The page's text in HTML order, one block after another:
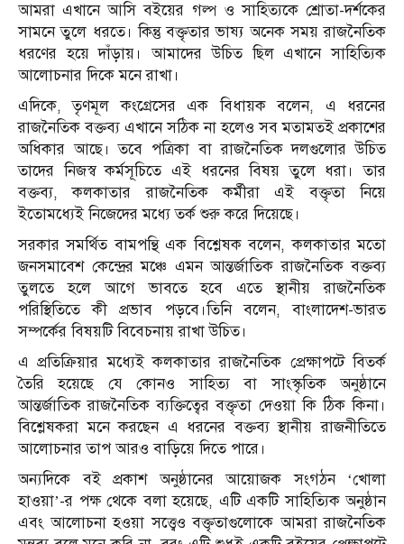
আমরা এখানে আসি বইয়ের গল্প ও সাহিত্যকে শ্রোতা-দর্শকের
সামনে তুলে ধরতে। কিন্তু বক্তৃতার ভাষ্য অনেক সময় রাজনৈতিক
ধরণের হয়ে দাঁড়ায়। আমাদের উচিত ছিল এখানে সাহিত্যিক
আলোচনার দিকে মনে রাখা।
এদিকে, তৃণমূল কংগ্রেসের এক বিধায়ক বলেন, এ ধরনের
রাজনৈতিক বক্তব্য এখানে সঠিক না হলেও সব মতামতই প্রকাশের
অধিকার আছে। তবে পত্রিকা বা রাজনৈতিক দলগুলোর উচিত
তাদের নিজস্ব কর্মসূচিতে এই ধরনের বিষয় তুলে ধরা। তার
বক্তব্য, কলকাতার রাজনৈতিক কর্মীরা এই বক্তৃতা নিয়ে
ইতোমধ্যেই নিজেদের মধ্যে তর্ক শুরু করে দিয়েছে।
সরকার সমর্থিত বামপন্থি এক বিশ্লেষক বলেন, কলকাতার মতো
জনসমাবেশ কেন্দ্রের মঞ্চে এমন আন্তর্জাতিক রাজনৈতিক বক্তব্য
তুলতে হলে আগে ভাবতে হবে এতে স্থানীয় রাজনৈতিক
পরিস্থিতিতে কী প্রভাব পড়বে।তিনি বলেন, বাংলাদেশ-ভারত
সম্পর্কের বিষয়টি বিবেচনায় রাখা উচিত।
এ প্রতিক্রিয়ার মধ্যেই কলকাতার রাজনৈতিক প্রেক্ষাপটে বিতর্ক
তৈরি হয়েছে যে কোনও সাহিত্য বা সাংস্কৃতিক অনুষ্ঠানে
আন্তর্জাতিক রাজনৈতিক ব্যক্তিত্বের বক্তৃতা দেওয়া কি ঠিক কিনা।
বিশ্লেষকরা মনে করছেন এ ধরনের বক্তব্য স্থানীয় রাজনীতিতে
আলোচনার তাপ আরও বাড়িয়ে দিতে পারে।
অন্যদিকে বই প্রকাশ অনুষ্ঠানের আয়োজক সংগঠন ‘খোলা
হাওয়া’-র পক্ষ থেকে বলা হয়েছে, এটি একটি সাহিত্যিক অনুষ্ঠান
এবং আলোচনা হওয়া সত্ত্বেও বক্তৃতাগুলোকে আমরা রাজনৈতিক